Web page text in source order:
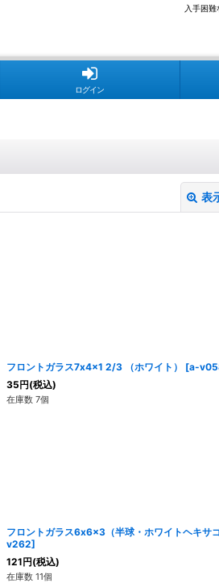
入手困
ログイン
表
絞り込む
フロントガラス7x4x1 2/3 （ホワイト） [a-
35円(税込)
在庫数 7個
フロントガラス6x6x3（半球・ホワイトヘキサ
v262]
121円(税込)
在庫数 11個